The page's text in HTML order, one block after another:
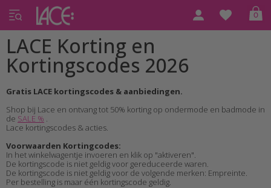
0
LACE Korting en
Kortingscodes 2026
Gratis LACE kortingscodes & aanbiedingen.
Shop bij Lace en ontvang tot 50% korting op ondermode en badmode in
de SALE % .
Lace kortingscodes & acties.
Voorwaarden Kortingcodes:
In het winkelwagentje invoeren en klik op "aktiveren".
De kortingscode is niet geldig voor gereduceerde waren.
De kortingscode is niet geldig voor de volgende merken: Empreinte.
Per bestelling is maar één kortingscode geldig.